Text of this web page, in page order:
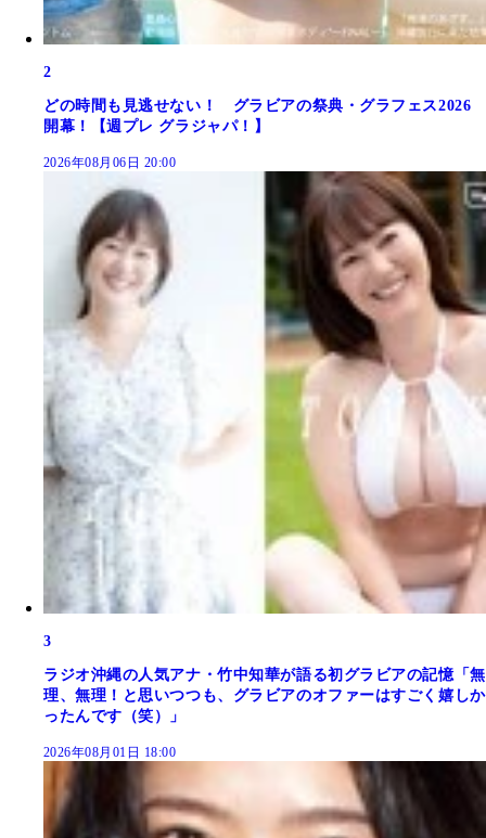
2
どの時間も見逃せない！ グラビアの祭典・グラフェス2026
開幕！【週プレ グラジャパ！】
2026年08月06日 20:00
3
ラジオ沖縄の人気アナ・竹中知華が語る初グラビアの記憶「無
理、無理！と思いつつも、グラビアのオファーはすごく嬉しか
ったんです（笑）」
2026年08月01日 18:00